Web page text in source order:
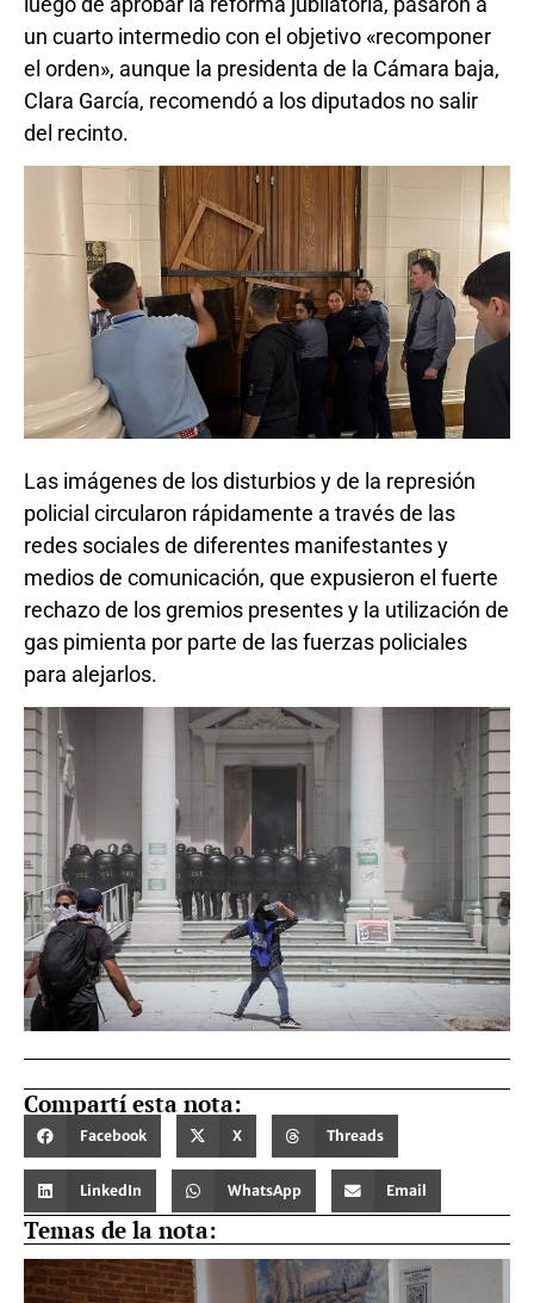
un cuarto intermedio con el objetivo «recomponer
el orden», aunque la presidenta de la Cámara baja,
Clara García, recomendó a los diputados no salir
del recinto.
Las imágenes de los disturbios y de la represión
policial circularon rápidamente a través de las
redes sociales de diferentes manifestantes y
medios de comunicación, que expusieron el fuerte
rechazo de los gremios presentes y la utilización de
gas pimienta por parte de las fuerzas policiales
para alejarlos.
Compartí esta nota:
Facebook X Threads
LinkedIn WhatsApp Email
Temas de la nota: